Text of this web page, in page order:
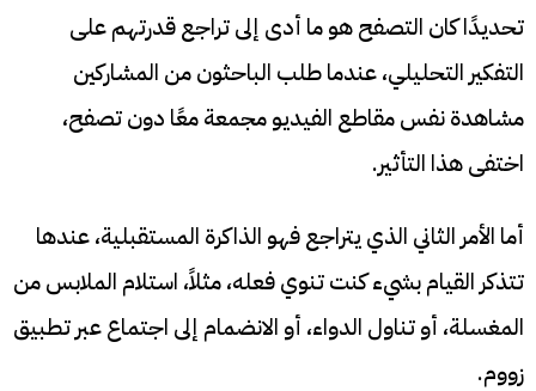
تحديدًا كان التصفح هو ما أدى إلى تراجع قدرتهم على
التفكير التحليلي، عندما طلب الباحثون من المشاركين
مشاهدة نفس مقاطع الفيديو مجمعة معًا دون تصفح،
اختفى هذا التأثير.
أما الأمر الثاني الذي يتراجع فهو الذاكرة المستقبلية، عندها
تتذكر القيام بشيء كنت تنوي فعله، مثلاً، استلام الملابس من
المغسلة، أو تناول الدواء، أو الانضمام إلى اجتماع عبر تطبيق
زووم.